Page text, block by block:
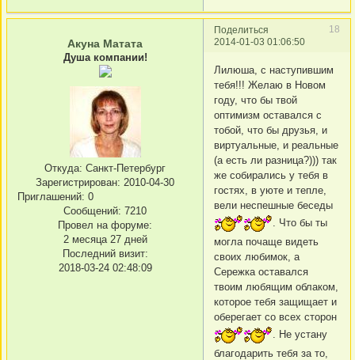
Поделиться
18
2014-01-03 01:06:50
Акуна Матата
Душа компании!
Откуда: Санкт-Петербург
Зарегистрирован: 2010-04-30
Приглашений: 0
Сообщений: 7210
Провел на форуме:
2 месяца 27 дней
Последний визит:
2018-03-24 02:48:09
Лилюша, с наступившим
тебя!!! Желаю в Новом
году, что бы твой
оптимизм оставался с
тобой, что бы друзья, и
виртуальные, и реальные
(а есть ли разница?))) так
же собирались у тебя в
гостях, в уюте и тепле,
вели неспешные беседы
. Что бы ты
могла почаще видеть
своих любимок, а
Сережка оставался
твоим любящим облаком,
которое тебя защищает и
оберегает со всех сторон
. Не устану
благодарить тебя за то,